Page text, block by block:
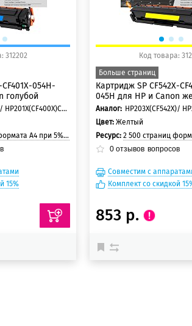
312202
054H-
голубой
HP203X(CF541X)/ HP201X(CF400X)Canon 054H/ Canon 045H
5% заполнении страницы
15%
Код товара:
Больше страниц
Картридж SP CF542X-
045H для HP и Canon
Аналог:
Цвет: Желтый
Ресурс: 2 500 страниц формата А4 при
0 отзывов вопросов
Совместим с
Комплект со скидкой
853 р.